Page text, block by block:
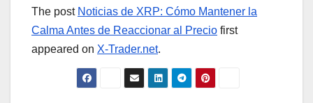
The post Noticias de XRP: Cómo Mantener la
Calma Antes de Reaccionar al Precio first
appeared on X-Trader.net.